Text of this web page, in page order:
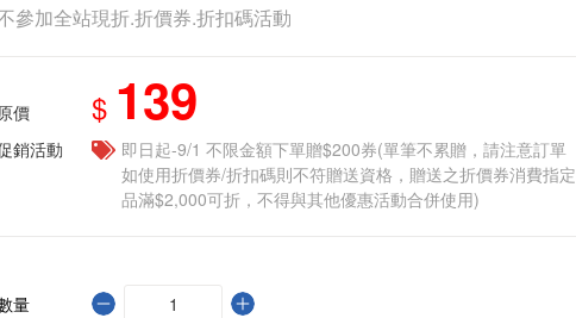
參加全站現折.折價券.折扣碼活動
價 $ 139
銷活動
即日起-9/1 不限金額下單贈$200券(單筆不累贈，請注意訂單
如使用折價券/折扣碼則不符贈送資格，贈送之折價券消費指定
品滿$2,000可折，不得與其他優惠活動合併使用)
量